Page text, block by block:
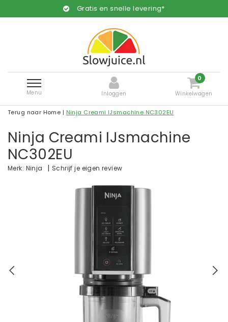
Gratis en snelle levering*
Menu Inloggen
0
Winkelwagen
Terug naar Home | Ninja Creami IJsmachine NC302EU
Ninja Creami IJsmachine
NC302EU
Merk: Ninja | Schrijf je eigen review